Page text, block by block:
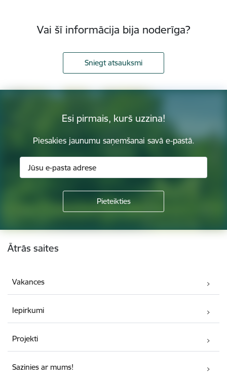
Vai šī informācija bija noderīga?
Sniegt atsauksmi
Esi pirmais, kurš uzzina!
Piesakies jaunumu saņemšanai savā e-pastā.
Kājene
Ātrās saites
Vakances
Iepirkumi
Projekti
Sazinies ar mums!